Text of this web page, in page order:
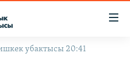
убактысы 20:41